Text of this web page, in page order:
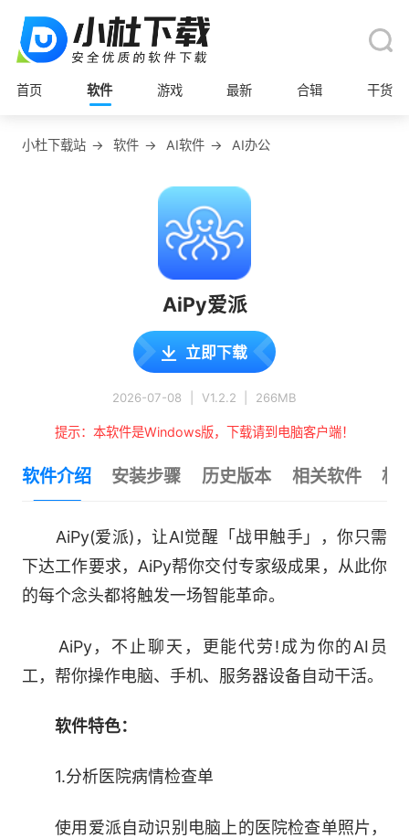
首页 软件 游戏 最新 合辑 干货
小杜下载站 → 软件 → AI软件 → AI办公
AiPy爱派
立即下载
2026-07-08 V1.2.2 266MB
提示：本软件是Windows版，下载请到电脑客户端！
软件介绍 安装步骤 历史版本 相关软件 相
AiPy(爱派)，让AI觉醒「战甲触手」，你只需
下达工作要求，AiPy帮你交付专家级成果，从此你
的每个念头都将触发一场智能革命。
AiPy，不止聊天，更能代劳!成为你的AI员
工，帮你操作电脑、手机、服务器设备自动干活。
软件特色：
1.分析医院病情检查单
使用爱派自动识别电脑上的医院检查单照片，